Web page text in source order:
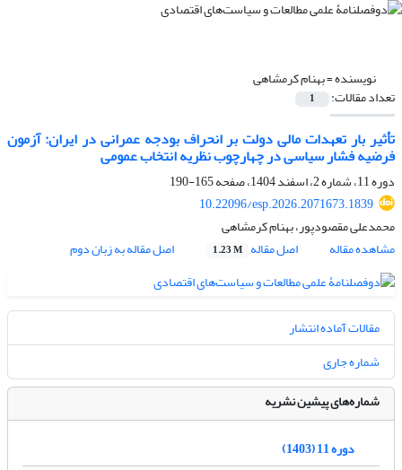
نویسنده =بهنام کرمشاهی
تعداد مقالات: 1
تأثیر بار تعهدات مالی دولت بر انحراف بودجه عمرانی در ایران: آزمون
فرضیه فشار سیاسی در چهارچوب نظریه انتخاب عمومی
دوره 11، شماره 2، اسفند 1404، صفحه
165-190
10.22096/esp.2026.2071673.1839
محمدعلی مقصودپور، بهنام کرمشاهی
مشاهده مقاله
اصل مقاله 1.23 M اصل مقاله به زبان دوم
مقالات آماده انتشار
شماره جاری
شماره‌های پیشین نشریه
دوره 11 (1403)